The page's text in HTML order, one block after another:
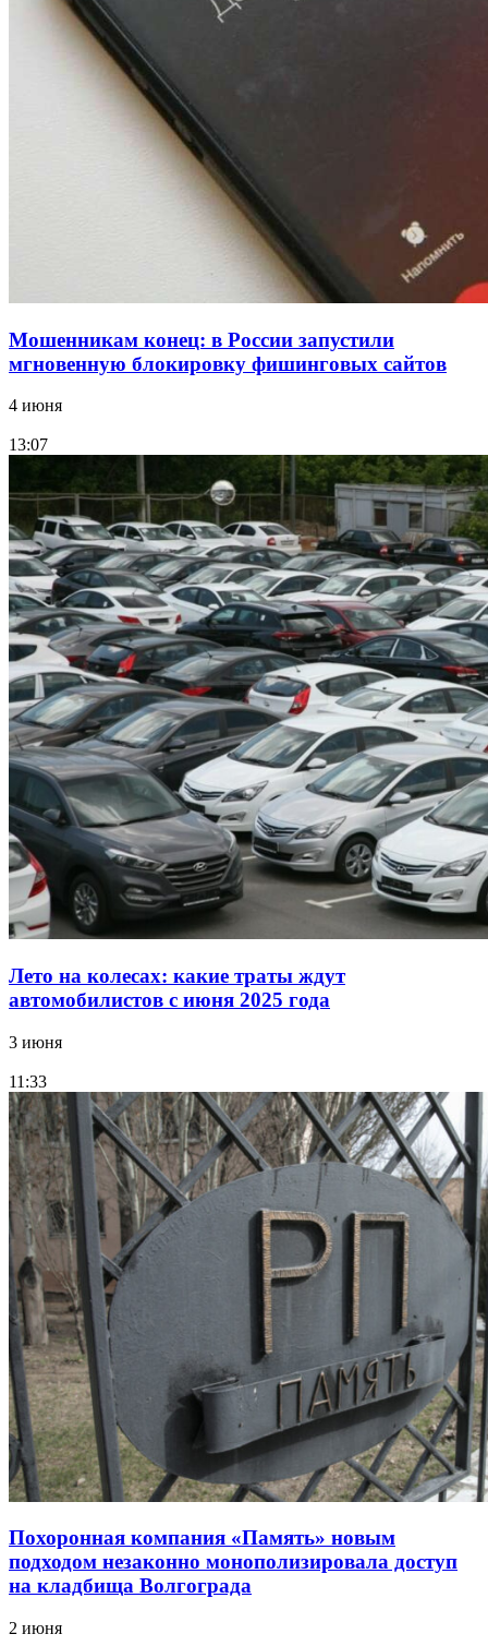
Покушение на убийство в Волгограде: девушка
напала на незнакомую женщину с ножом
Сладкий праздник в Волгограде: в Центральном
парке прошёл фестиваль „Арбузный переполох“
Мошенникам конец: в России запустили
мгновенную блокировку фишинговых сайтов
4 июня
13:07
Лето на колесах: какие траты ждут
автомобилистов с июня 2025 года
3 июня
11:33
Похоронная компания «Память» новым
подходом незаконно монополизировала доступ
на кладбища Волгограда
2 июня